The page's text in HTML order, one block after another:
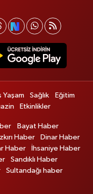
Yaşam Sağlık
Eğitim
Etkinlikler
Bayat Haber
Haber
Dinar Haber
Haber
İhsaniye Haber
Sandıklı Haber
Sultandağı haber